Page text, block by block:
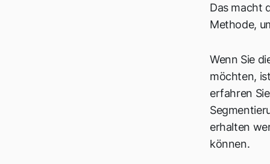
Das macht
Methode,
Wenn Sie
möchten,
erfahren
erhalten
können.